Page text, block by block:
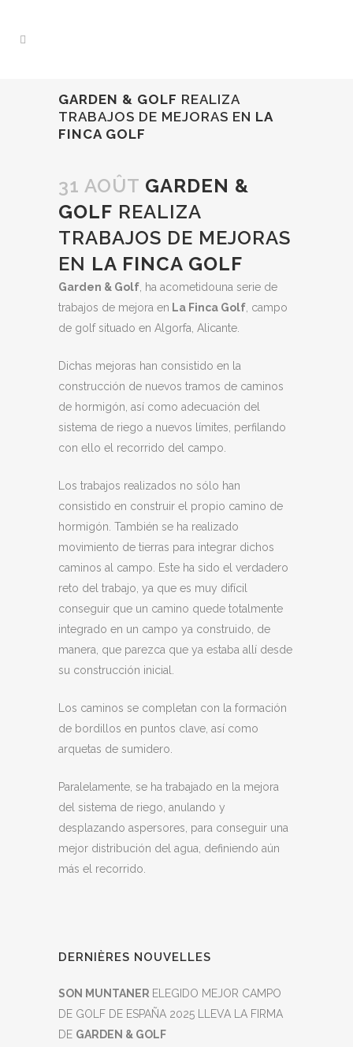
GARDEN & GOLF REALIZA
TRABAJOS DE MEJORAS EN LA
FINCA GOLF
31 AOÛT GARDEN &
GOLF REALIZA
TRABAJOS DE MEJORAS
EN LA FINCA GOLF
Garden & Golf , ha acometidouna serie de
trabajos de mejora en La Finca Golf , campo
de golf situado en Algorfa, Alicante.
Dichas mejoras han consistido en la
construcción de nuevos tramos de caminos
de hormigón, así como adecuación del
sistema de riego a nuevos límites, perfilando
con ello el recorrido del campo.
Los trabajos realizados no sólo han
consistido en construir el propio camino de
hormigón. También se ha realizado
movimiento de tierras para integrar dichos
caminos al campo. Este ha sido el verdadero
reto del trabajo, ya que es muy difícil
conseguir que un camino quede totalmente
integrado en un campo ya construido, de
manera, que parezca que ya estaba allí desde
su construcción inicial.
Los caminos se completan con la formación
de bordillos en puntos clave, así como
arquetas de sumidero.
Paralelamente, se ha trabajado en la mejora
del sistema de riego, anulando y
desplazando aspersores, para conseguir una
mejor distribución del agua, definiendo aún
más el recorrido.
DERNIÈRES NOUVELLES
SON MUNTANER ELEGIDO MEJOR CAMPO
DE GOLF DE ESPAÑA 2025 LLEVA LA FIRMA
DE GARDEN & GOLF